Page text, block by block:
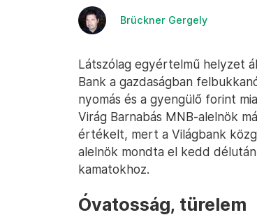
Brückner Gergely
Látszólag egyértelmű helyzet
Bank a gazdaságban
nyomás és a gyengülő forint
Virág Barnabás MNB-alelnök
értékelt, mert a Világbank
alelnök mondta el kedd
kamatokhoz.
Óvatosság, türelem